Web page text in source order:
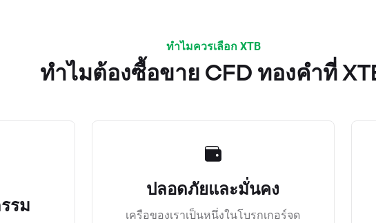
ทำไมควรเลือก XTB
ทำไมต้องซื้อขาย CFD ทองคำที่
รม
ปลอดภัยและมั่นคง
เครือของเราเป็นหนึ่งในโบรกเกอร์จด